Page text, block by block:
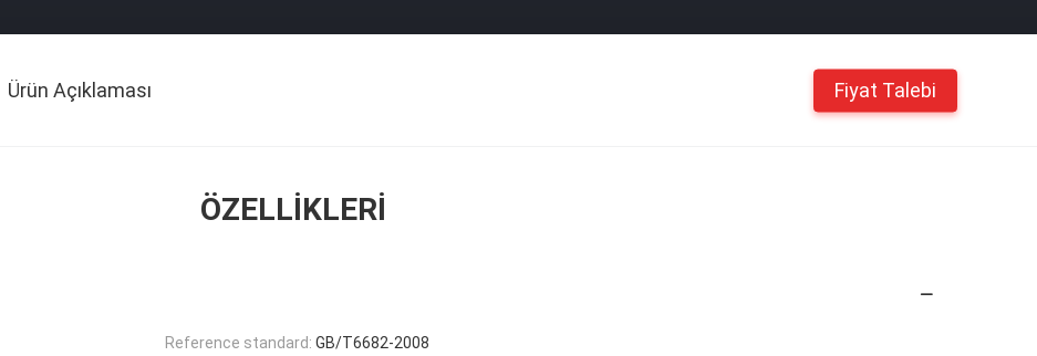
Ürün Açıklaması Fiyat Talebi
ÖZELLIKLERI
Reference standard: GB/T6682-2008